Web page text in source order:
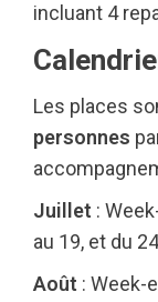
incluant 4
Les places
personnes
Juillet :
au 19, et du
Août : Week-